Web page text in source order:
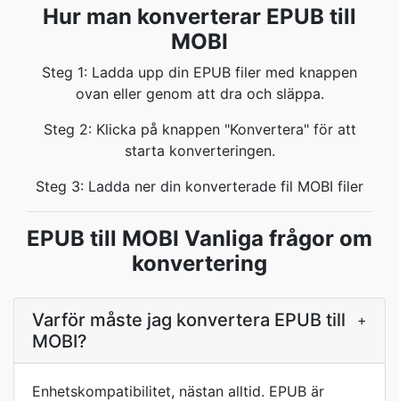
Hur man konverterar EPUB till
MOBI
Steg 1: Ladda upp din EPUB filer med knappen
ovan eller genom att dra och släppa.
Steg 2: Klicka på knappen "Konvertera" för att
starta konverteringen.
Steg 3: Ladda ner din konverterade fil MOBI filer
EPUB till MOBI Vanliga frågor om
konvertering
Varför måste jag konvertera EPUB till
MOBI?
+
Enhetskompatibilitet, nästan alltid. EPUB är